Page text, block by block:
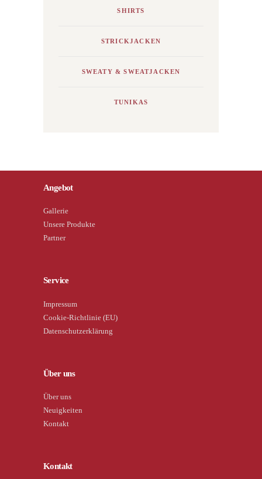
SHIRTS
STRICKJACKEN
SWEATY & SWEATJACKEN
TUNIKAS
Angebot
Gallerie
Unsere Produkte
Partner
Service
Impressum
Cookie-Richtlinie (EU)
Datenschutzerklärung
Über uns
Über uns
Neuigkeiten
Kontakt
Kontakt